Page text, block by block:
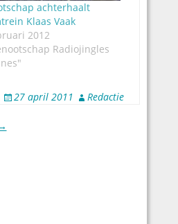
achterhaalt
Klaas Vaak
2012
Radiojingles
27 april 2011 Redactie